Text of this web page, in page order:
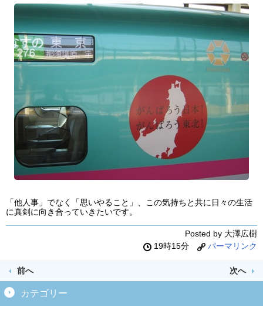
「他人事」でなく「思いやること」、この気持ちと共に日々の生活
に真剣に向き合っていきたいです。
Posted by 大澤広樹
19時15分
パーマリンク
前へ 次へ
カテゴリー